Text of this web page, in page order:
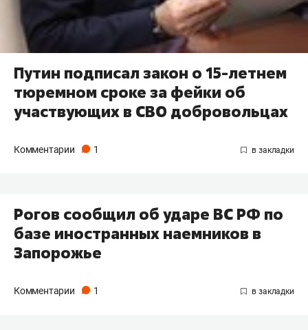
Путин подписал закон о 15-летнем
тюремном сроке за фейки об
участвующих в СВО добровольцах
Комментарии 1
Рогов сообщил об ударе ВС РФ по
базе иностранных наемников в
Запорожье
Комментарии 1